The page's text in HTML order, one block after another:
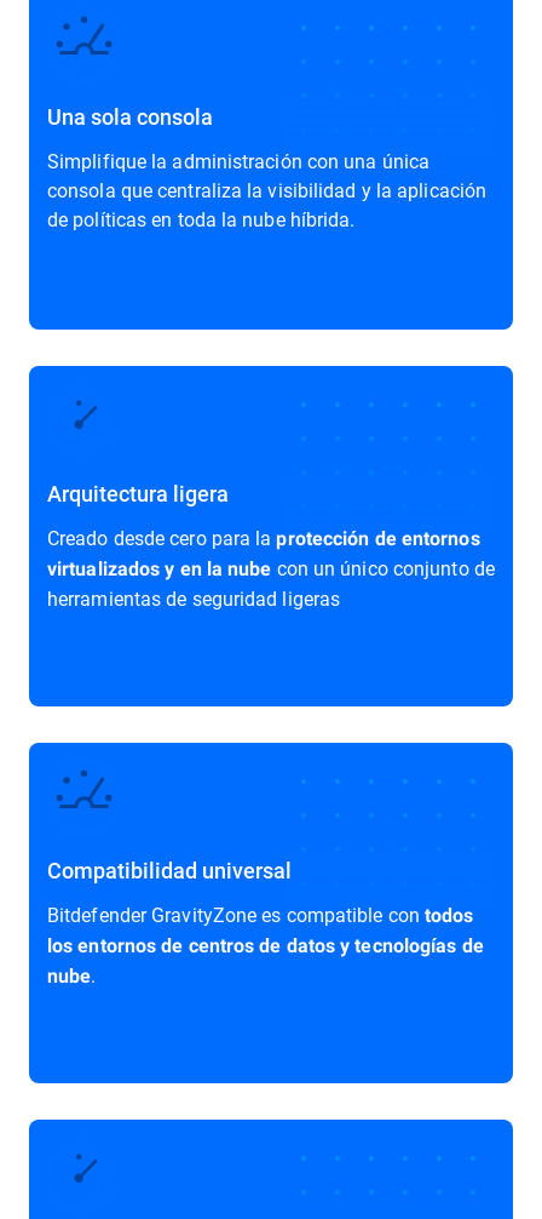
Una sola consola
Simplifique la administración con una única
consola que centraliza la visibilidad y la aplicación
de políticas en toda la nube híbrida.
Arquitectura ligera
Creado desde cero para laprotección de entornos
virtualizados y en la nube con un único conjunto de
herramientas de seguridad ligeras
Compatibilidad universal
Bitdefender GravityZone es compatible contodos
los entornos de centros de datos y tecnologías de
nube.